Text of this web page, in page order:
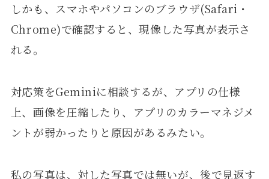
しかも、スマホやパソコンのブラウザ(Safari・
Chrome)で確認すると、現像した写真が表示さ
れる。
対応策をGeminiに相談するが、アプリの仕様
上、画像を圧縮したり、アプリのカラーマネジメ
ントが弱かったりと原因があるみたい。
私の写真は、対した写真では無いが、後で見返す